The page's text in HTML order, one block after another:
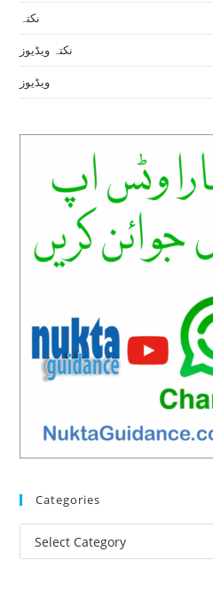
نکتہ
نکتہ ویڈیوز
ویڈیوز
Categories
Categories